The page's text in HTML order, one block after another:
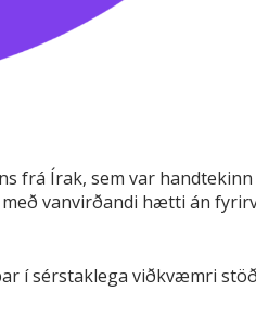
frá Írak, sem var handtekinn
vanvirðandi hætti án
í sérstaklega viðkvæmri